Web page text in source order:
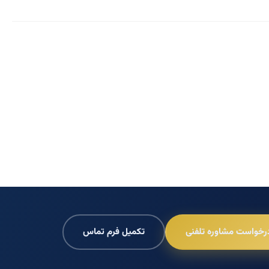
مشاوره تلفنی تکمیل فرم تماس